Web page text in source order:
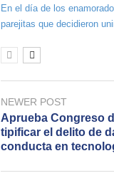
En el día de los
parejitas que decidieron
NEWER POST
Aprueba Congreso
tipificar el delito de
conducta en